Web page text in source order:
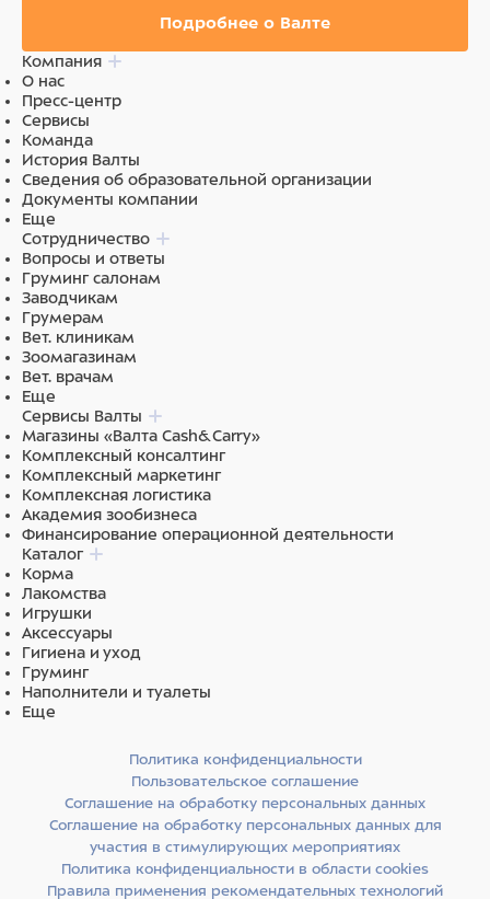
Подробнее о Валте
Компания
О нас
Пресс-центр
Сервисы
Команда
История Валты
Сведения об образовательной организации
Документы компании
Еще
Сотрудничество
Вопросы и ответы
Груминг салонам
Заводчикам
Грумерам
Вет. клиникам
Зоомагазинам
Вет. врачам
Еще
Сервисы Валты
Магазины «Валта Cash&Carry»
Комплексный консалтинг
Комплексный маркетинг
Комплексная логистика
Академия зообизнеса
Финансирование операционной деятельности
Каталог
Корма
Лакомства
Игрушки
Аксессуары
Гигиена и уход
Груминг
Наполнители и туалеты
Еще
Политика конфиденциальности
Пользовательское соглашение
Соглашение на обработку персональных данных
Соглашение на обработку персональных данных для
участия в стимулирующих мероприятиях
Политика конфиденциальности в области cookies
Правила применения рекомендательных технологий